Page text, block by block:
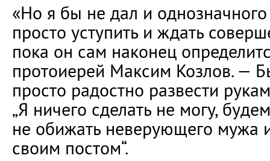
«Но я бы не дал и
просто уступить и ждать
пока он сам наконец
протоиерей Максим Козлов. —
просто радостно развести
„Я ничего сделать не могу,
не обижать неверующего мужа
своим постом“.